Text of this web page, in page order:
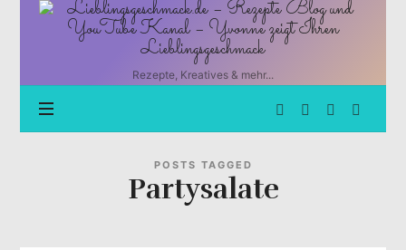
Lieblingsgeschmack.de
Rezepte
und
YouTube
Kanal
Rezepte, Kreatives & mehr...
POSTS TAGGED
Partysalate